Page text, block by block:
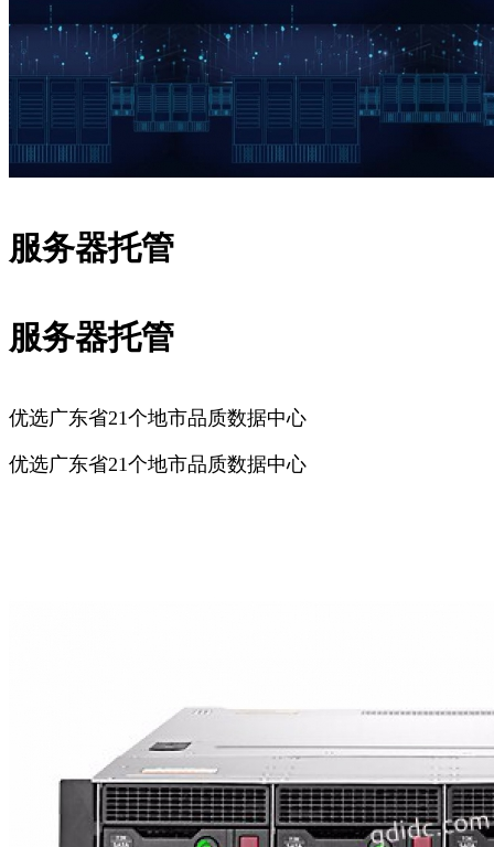
服务器托管
服务器托管
优选广东省21个地市品质数据中心
优选广东省21个地市品质数据中心